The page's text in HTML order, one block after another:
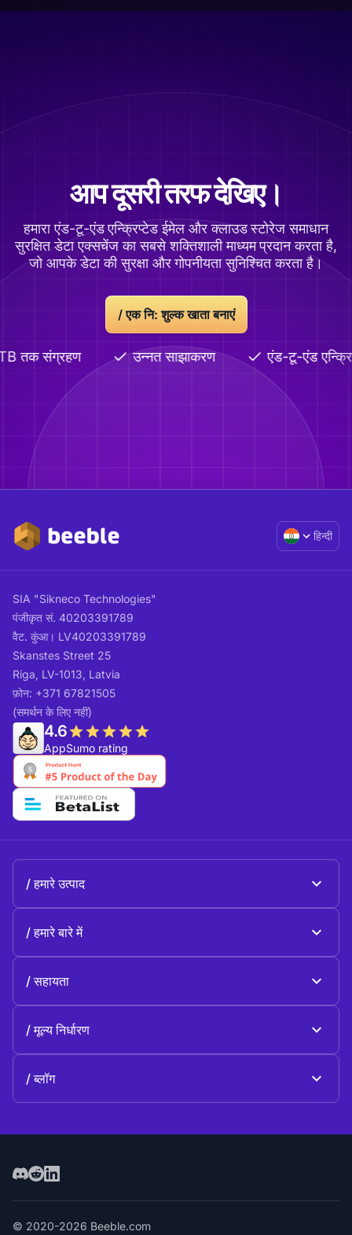
आप दूसरी तरफ देखिए।
हमारा एंड-टू-एंड एन्क्रिप्टेड ईमेल और क्लाउड स्टोरेज समाधान
सुरक्षित डेटा एक्सचेंज का सबसे शक्तिशाली माध्यम प्रदान करता है,
जो आपके डेटा की सुरक्षा और गोपनीयता सुनिश्चित करता है।
/एक नि: शुल्क खाता बनाएं
तक संग्रहण उन्नत साझाकरण एंड-टू-एंड
हिन्दी
SIA "Sikneco Technologies"
पंजीकृत सं. 40203391789
वैट. कुंआ। LV40203391789
Skanstes Street 25
Riga, LV-1013, Latvia
फ़ोन: +371 67821505
(समर्थन के लिए नहीं)
4.6
AppSumo rating
हमारे उत्पाद
हमारे बारे में
इतिहास
सहायता
हमसे संपर्क करें
मूल्य निर्धारण
ब्लॉग
© 2020-2026 Beeble.com